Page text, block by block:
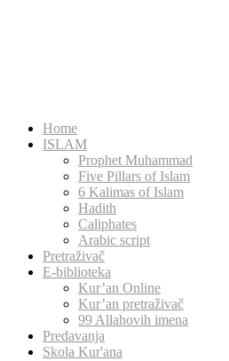
Home
ISLAM
Prophet Muhammad
Five Pillars of Islam
6 Kalimas of Islam
Hadith
Caliphates
Arabic script
Pretraživač
E-biblioteka
Kur’an Online
Kur’an pretraživač
99 Allahovih imena
Predavanja
Skola Kur'ana